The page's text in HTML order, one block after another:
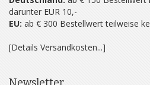
darunter EUR 10,-
EU: ab € 300 Bestellwert teilweise
[Details Versandkosten...]